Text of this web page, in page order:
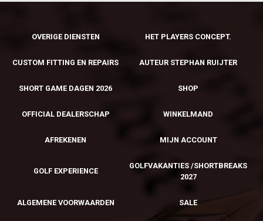
OVERIGE DIENSTEN HET PLAYERS CONCEPT.
CUSTOM FITTING EN REPAIRS AUTEUR STEPHAN RUIJTER
SHORT GAME DAGEN 2026 SHOP
OFFICIAL DEALERSCHAP WINKELMAND
AFREKENEN MIJN ACCOUNT
GOLF EXPERIENCE
GOLFVAKANTIES /SHORTBREAKS
2027
ALGEMENE VOORWAARDEN SALE